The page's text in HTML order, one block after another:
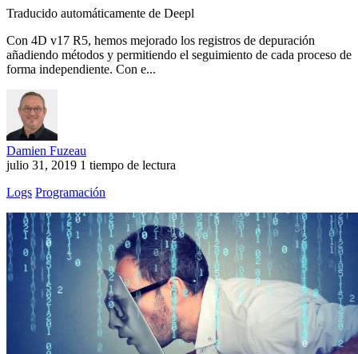
Traducido automáticamente de Deepl
Con 4D v17 R5, hemos mejorado los registros de depuración
añadiendo métodos y permitiendo el seguimiento de cada proceso de
forma independiente. Con e...
Damien Fuzeau
julio 31, 2019 1 tiempo de lectura
Logs Programación